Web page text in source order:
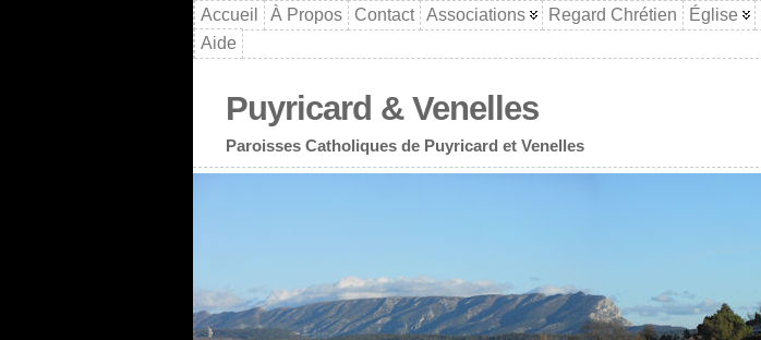
Accueil À Propos Contact Associations Regard Chrétien Église
Aide
Puyricard & Venelles
Paroisses Catholiques de Puyricard et Venelles